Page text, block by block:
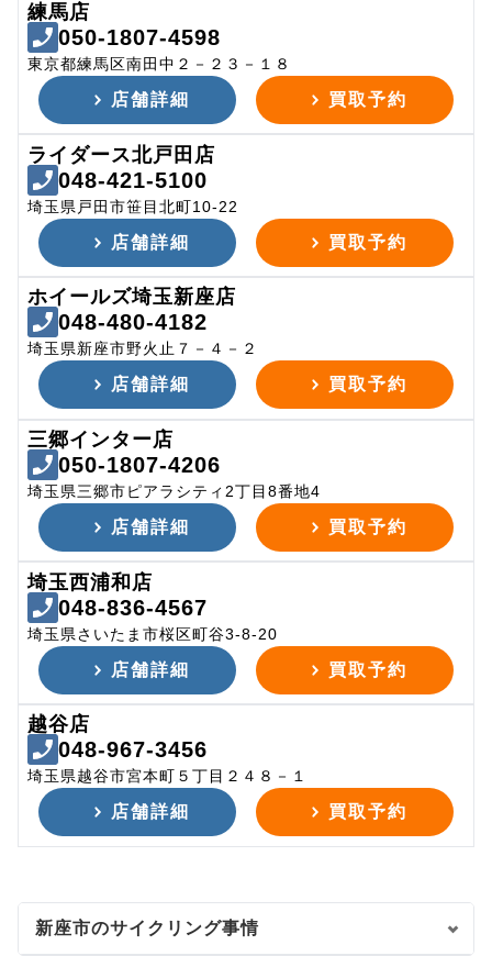
練馬店
050-1807-4598
東京都練馬区南田中２－２３－１８
店舗詳細 買取予約
ライダース北戸田店
048-421-5100
埼玉県戸田市笹目北町10-22
店舗詳細 買取予約
ホイールズ埼玉新座店
048-480-4182
埼玉県新座市野火止７－４－２
店舗詳細 買取予約
三郷インター店
050-1807-4206
埼玉県三郷市ピアラシティ2丁目8番地4
店舗詳細 買取予約
埼玉西浦和店
048-836-4567
埼玉県さいたま市桜区町谷3-8-20
店舗詳細 買取予約
越谷店
048-967-3456
埼玉県越谷市宮本町５丁目２４８－１
店舗詳細 買取予約
新座市のサイクリング事情